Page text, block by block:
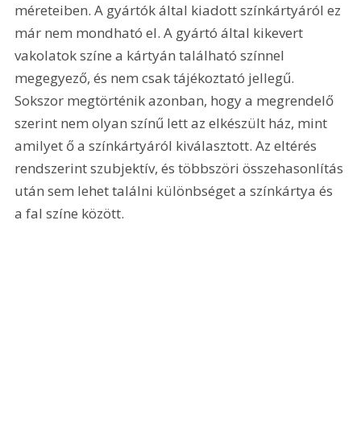
méreteiben. A gyártók által kiadott színkártyáról ez
már nem mondható el. A gyártó által kikevert
vakolatok színe a kártyán található színnel
megegyező, és nem csak tájékoztató jellegű.
Sokszor megtörténik azonban, hogy a megrendelő
szerint nem olyan színű lett az elkészült ház, mint
amilyet ő a színkártyáról kiválasztott. Az eltérés
rendszerint szubjektív, és többszöri összehasonlítás
után sem lehet találni különbséget a színkártya és
a fal színe között.